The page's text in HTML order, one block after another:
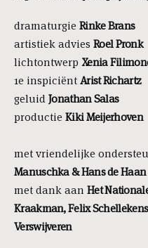
dramaturgie Rinke Brans
artistiek advies Roel Pronk
lichtontwerp Xenia
1e inspiciëntArist Richartz
geluidJonathan Salas
productie Kiki Meijerhoven
met vriendelijke
Manuschka & Hans de Haan
met dank aan Het
Kraakman, Felix
Verswijveren